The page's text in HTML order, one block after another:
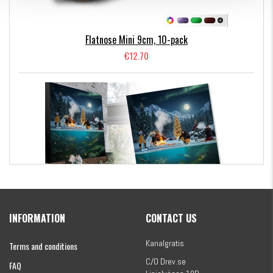
Flatnose Mini 9cm, 10-pack
€12.70
€154.86
INFORMATION
Terms and conditions
FAQ
CONTACT US
Kanalgratis
C/O Drev.se